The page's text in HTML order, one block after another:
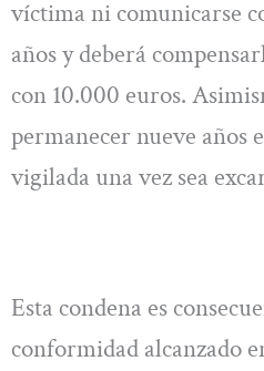
víctima ni comunicarse
años y deberá
con 10.000 euros.
permanecer nueve años
vigilada una vez sea
Esta condena es
conformidad alcanzado